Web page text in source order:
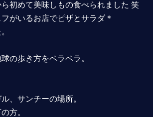
初めて美味しもの食べられました 笑
がいるお店でピザとサラダ＊
の歩き方をペラペラ。
、サンチーの場所。
方。